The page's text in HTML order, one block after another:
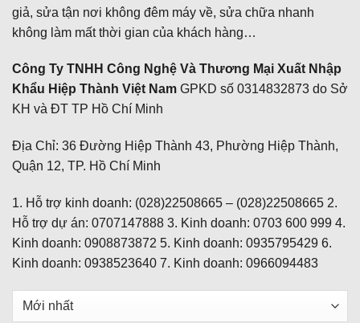
giả, sửa tận nơi không đêm máy về, sửa chữa nhanh
không làm mất thời gian của khách hàng…
Công Ty TNHH Công Nghệ Và Thương Mại Xuất Nhập
Khẩu Hiệp Thành Việt Nam GPKD số 0314832873 do Sở
KH và ĐT TP Hồ Chí Minh
Địa Chỉ: 36 Đường Hiệp Thành 43, Phường Hiệp Thành,
Quận 12, TP. Hồ Chí Minh
1. Hỗ trợ kinh doanh: (028)22508665 – (028)22508665 2.
Hỗ trợ dự án: 0707147888 3. Kinh doanh: 0703 600 999 4.
Kinh doanh: 0908873872 5. Kinh doanh: 0935795429 6.
Kinh doanh: 0938523640 7. Kinh doanh: 0966094483
Sắp